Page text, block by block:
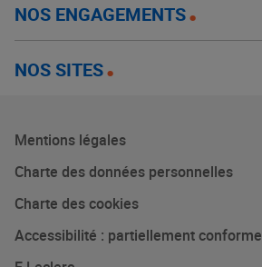
NOS ENGAGEMENTS
NOS SITES
Mentions légales
Charte des données personnelles
Charte des cookies
Accessibilité : partiellement conforme